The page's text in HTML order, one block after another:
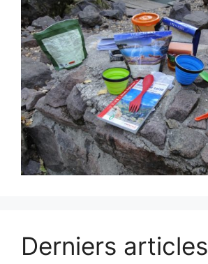
Derniers articles